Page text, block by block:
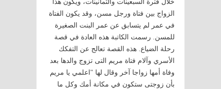
خلال فترة السبعينات والثمانينات، ويكون هذا
الزواج بين فتاة ورجل مسن، وقد يكون الفتاة
في عمر لم يتسابق عن عمر البنت الصغيرة
للمسن. رسمت الكاتبة هذه العادة في قصة
رحلة الضياع. هذه القصة تعالج عن التفكك
الأسري وآلام فتاة مريم التى تزوج والدها بعد
وفاة أمها زواجا آخر وقال لها "اعلمي يا مريم
بأن زوجتى ستكون في مكانة أمك وكل ما